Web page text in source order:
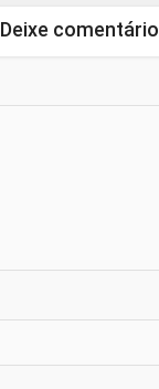
Deixe comentário